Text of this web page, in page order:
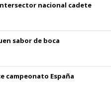
nacional cadete
sabor de boca
campeonato España